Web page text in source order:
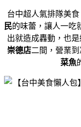
台中超人氣排隊美食
民的味蕾，讓人一吃
出就造成轟動，也
崇德店二間，營業
菜魚